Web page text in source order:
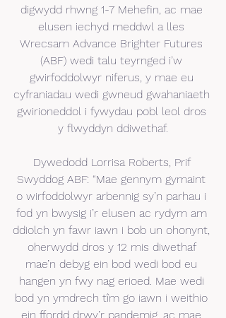
digwydd rhwng 1-7 Mehefin, ac mae
elusen iechyd meddwl a lles
Wrecsam Advance Brighter Futures
(ABF) wedi talu teyrnged i’w
gwirfoddolwyr niferus, y mae eu
cyfraniadau wedi gwneud gwahaniaeth
gwirioneddol i fywydau pobl leol dros
y flwyddyn ddiwethaf.
Dywedodd Lorrisa Roberts, Prif
Swyddog ABF: “Mae gennym gymaint
o wirfoddolwyr arbennig sy’n parhau i
fod yn bwysig i’r elusen ac rydym am
ddiolch yn fawr iawn i bob un ohonynt,
oherwydd dros y 12 mis diwethaf
mae’n debyg ein bod wedi bod eu
hangen yn fwy nag erioed. Mae wedi
bod yn ymdrech tîm go iawn i weithio
ein ffordd drwy’r pandemig, ac mae